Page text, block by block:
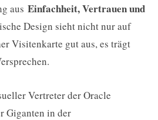
aus Einfachheit, Vertrauen und
Design sieht nicht nur auf
Visitenkarte gut aus, es trägt
Vertreter der Oracle
Giganten in der